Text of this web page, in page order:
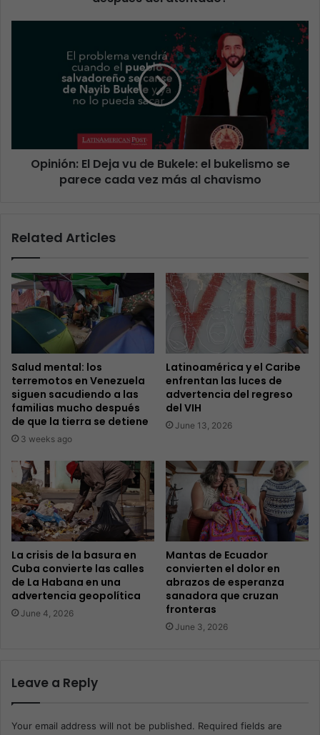
Opinión: El Deja vu de Bukele: el bukelismo se
parece cada vez más al chavismo
Related Articles
Salud mental: los
terremotos en Venezuela
siguen sacudiendo a las
familias mucho después
de que la tierra se detiene
3 weeks ago
Latinoamérica y el Caribe
enfrentan las luces de
advertencia del regreso
del VIH
June 13, 2026
La crisis de la basura en
Cuba convierte las calles
de La Habana en una
advertencia geopolítica
June 4, 2026
Mantas de Ecuador
convierten el dolor en
abrazos de esperanza
sanadora que cruzan
fronteras
June 3, 2026
Leave a Reply
Your email address will not be published. Required fields are